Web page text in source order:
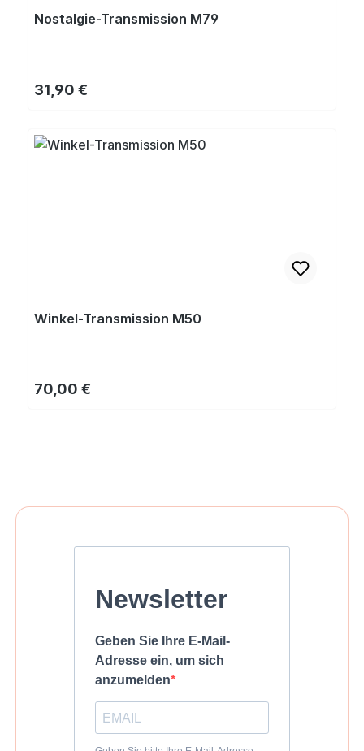
Nostalgie-Transmission M79
Regulärer Preis:
31,90 €
Winkel-Transmission M50
Regulärer Preis:
70,00 €
Newsletter
Geben Sie Ihre E-Mail-
Adresse ein, um sich
anzumelden